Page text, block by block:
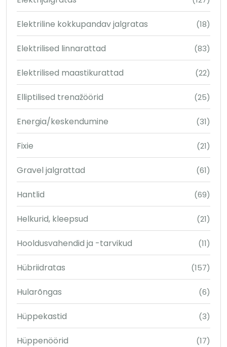
Elektriline kokkupandav jalgratas (18)
Elektrilised linnarattad (83)
Elektrilised maastikurattad (22)
Elliptilised trenažöörid (25)
Energia/keskendumine (31)
Fixie (21)
Gravel jalgrattad (61)
Hantlid (69)
Helkurid, kleepsud (21)
Hooldusvahendid ja -tarvikud (11)
Hübriidratas (157)
Hularõngas (6)
Hüppekastid (3)
Hüppenöörid (17)